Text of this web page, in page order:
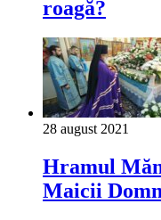
roagă?
28 august 2021
Hramul
Maicii